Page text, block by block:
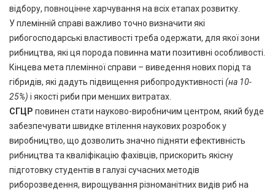
відбору, повноцінне харчування на всіх етапах розвитку.
У племінній справі важливо точно визначити які
рибогосподарські властивості треба одержати, для якої зони
рибництва, які ця порода повинна мати позитивні особливості.
Кінцева мета племінної справи – виведення нових порід та
гібридів, які дадуть підвищення рибопродуктивності (на 10-
25%) і якості риби при менших витратах.
СГЦР повинен стати науково-виробничим центром, який буде
забезпечувати швидке втілення наукових розробок у
виробництво, що дозволить значно підняти ефективність
рибництва та кваліфікацію фахівців, прискорить якісну
підготовку студентів в галузі сучасних методів
риборозведення, вирощування різноманітних видів риб на